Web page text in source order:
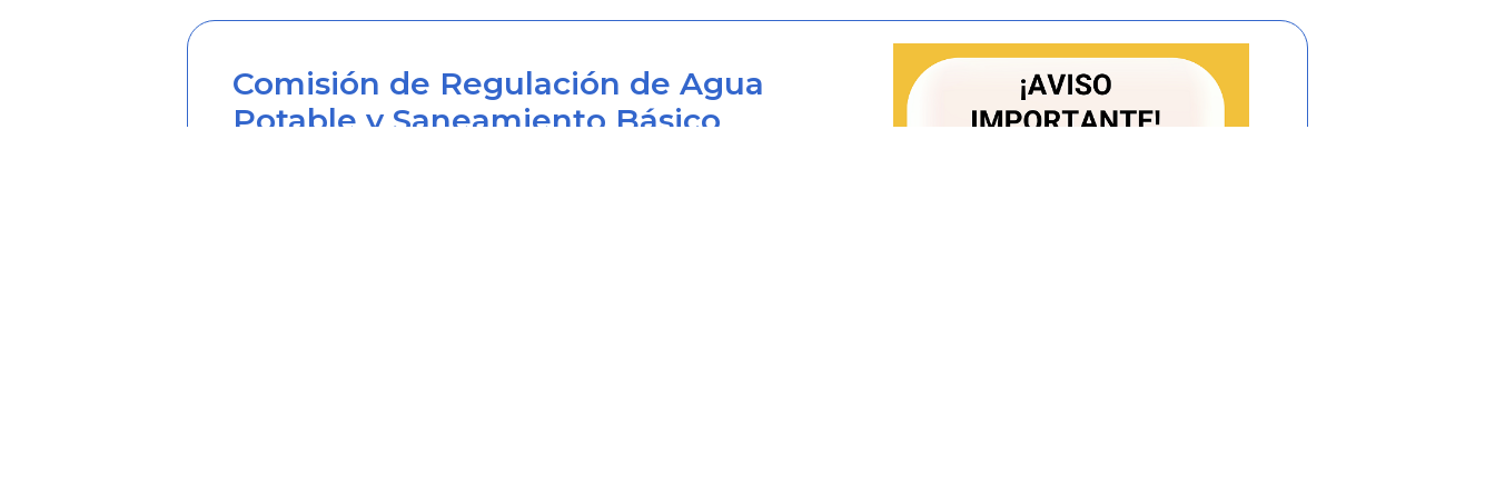
expresamente autorizada por la ley para establecer un trámite, deberán
previamente someterlo a consideración del Departamento Administrativo de
la Función Pública adjuntando la manifestación del impacto regulatorio, con
Comisión de Regulación de Agua
Potable y Saneamiento Básico